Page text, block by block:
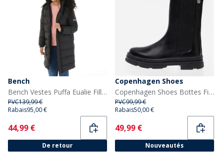
Bench
Bench Vestes Puffa Eualie Fille Noir
PVC139,99 €
Rabais95,00 €
Current
44,99 €
De retour
Copenhagen Shoes
Copenhagen Shoes Bottes Fille de tous les jours 0001 Black
PVC99,99 €
Rabais50,00 €
Current
49,99 €
Nouveautés